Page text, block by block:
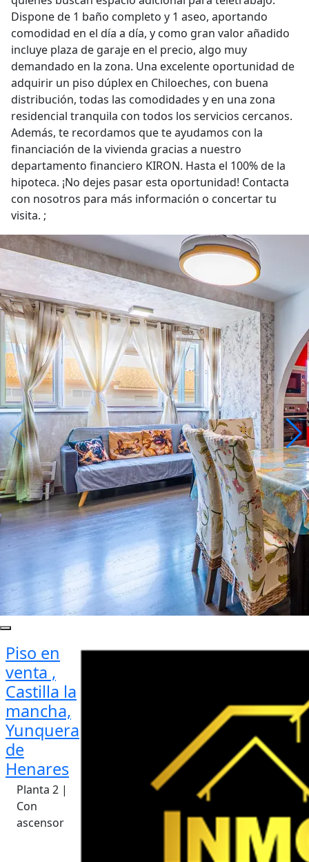
Dispone de 1 baño completo y 1 aseo, aportando
comodidad en el día a día, y como gran valor añadido
incluye plaza de garaje en el precio, algo muy
demandado en la zona. Una excelente oportunidad de
adquirir un piso dúplex en Chiloeches, con buena
distribución, todas las comodidades y en una zona
residencial tranquila con todos los servicios cercanos.
Además, te recordamos que te ayudamos con la
financiación de la vivienda gracias a nuestro
departamento financiero KIRON. Hasta el 100% de la
hipoteca. ¡No dejes pasar esta oportunidad! Contacta
con nosotros para más información o concertar tu
visita. ;
Piso en
venta ,
Castilla la
mancha,
Yunquera
de
Henares
Planta 2 |
Con
ascensor